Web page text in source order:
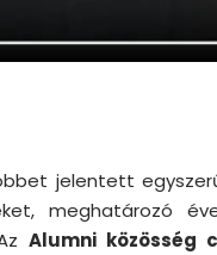
jelentett
meghatározó
Alumni közösség